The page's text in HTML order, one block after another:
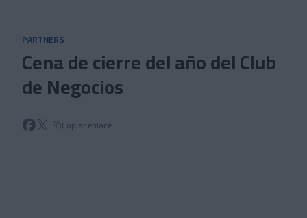
PARTNERS
Cena de cierre del año del Club
de Negocios
Copiar enlace